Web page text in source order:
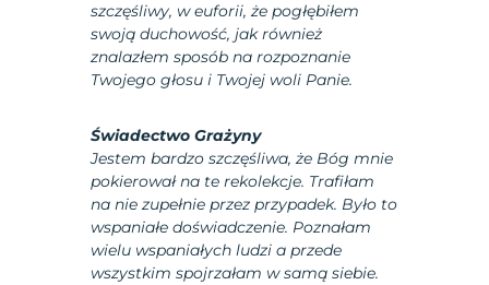
szczęśliwy, w euforii, że pogłębiłem
swoją duchowość, jak również
znalazłem sposób na rozpoznanie
Twojego głosu i Twojej woli Panie.
Świadectwo Grażyny
Jestem bardzo szczęśliwa, że Bóg mnie
pokierował na te rekolekcje. Trafiłam
na nie zupełnie przez przypadek. Było to
wspaniałe doświadczenie. Poznałam
wielu wspaniałych ludzi a przede
wszystkim spojrzałam w samą siebie.